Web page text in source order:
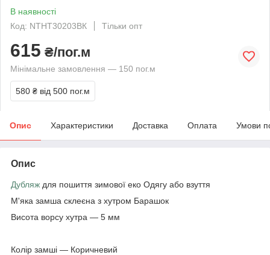
В наявності
Код: NTHT30203BК
Тільки опт
615 ₴/пог.м
Мінімальне замовлення — 150 пог.м
580 ₴ від 500 пог.м
Опис Характеристики Доставка Оплата Умови
Опис
Дубляж для пошиття зимової еко Одягу або взуття
М'яка замша склеєна з хутром Барашок
Висота ворсу хутра — 5 мм
Колір замші — Коричневий